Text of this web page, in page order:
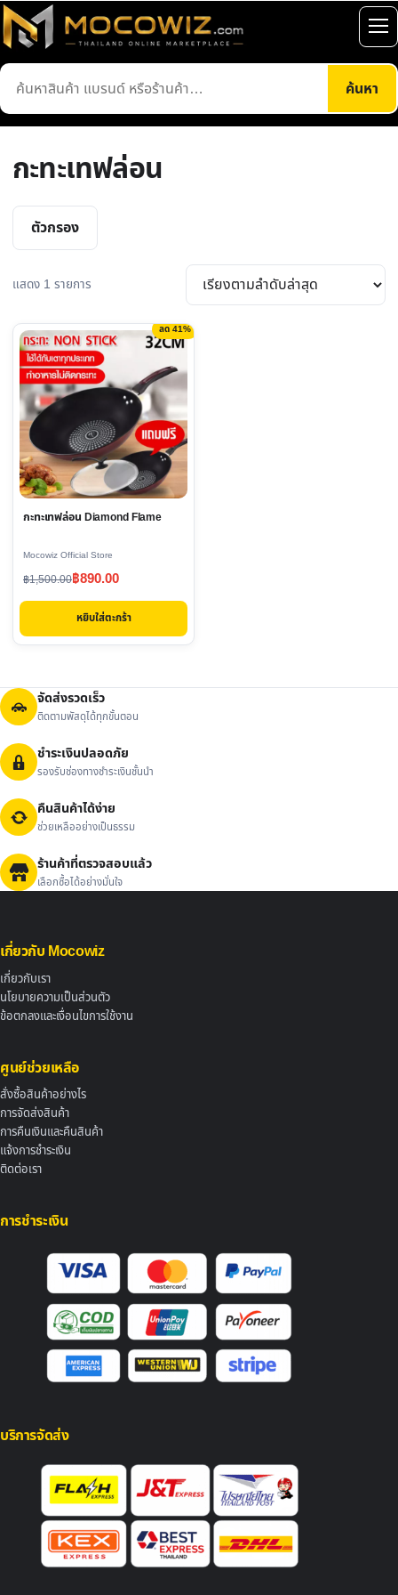
ข้าม
ไป
เนื้อหา
ค้นหา
สินค้า
ค้นหา
เปิ
เม
กะทะเทฟล่อน
ตัวกรอง
แสดง 1 รายการ
ลด 41%
กะทะเทฟล่อน Diamond Flame
Mocowiz Official Store
฿1,500.00
Original
price
฿1,500.00.
฿890.00
Current
price
฿890.00.
หยิบใส่ตะกร้า
จัดส่งรวดเร็ว
ติดตามพัสดุได้ทุกขั้นตอน
ชำระเงินปลอดภัย
รองรับช่องทางชำระเงินชั้นนำ
คืนสินค้าได้ง่าย
ช่วยเหลืออย่างเป็นธรรม
ร้านค้าที่ตรวจสอบแล้ว
เลือกซื้อได้อย่างมั่นใจ
เกี่ยวกับ Mocowiz
เกี่ยวกับเรา
นโยบายความเป็นส่วนตัว
ข้อตกลงและเงื่อนไขการใช้งาน
ศูนย์ช่วยเหลือ
สั่งซื้อสินค้าอย่างไร
การจัดส่งสินค้า
การคืนเงินและคืนสินค้า
แจ้งการชำระเงิน
ติดต่อเรา
การชำระเงิน
บริการจัดส่ง